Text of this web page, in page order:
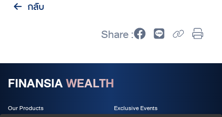
กลับ
Share :
FINANSIAWEALTH
Our Products Exclusive Events